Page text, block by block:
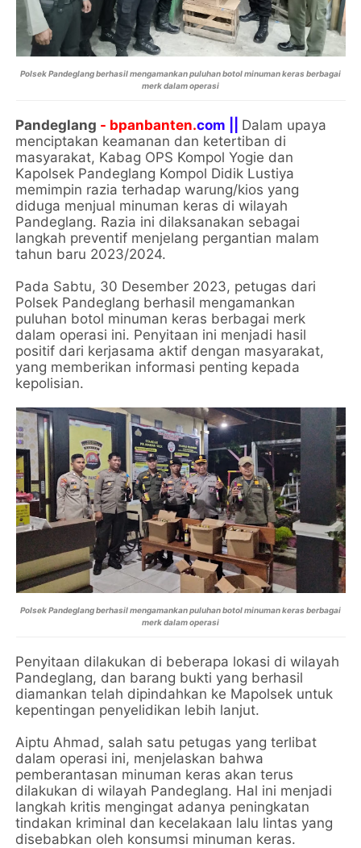
Polsek Pandeglang berhasil mengamankan puluhan botol minuman keras berbagai
merk dalam operasi
Pandeglang - bpanbanten.com || Dalam upaya
menciptakan keamanan dan ketertiban di
masyarakat, Kabag OPS Kompol Yogie dan
Kapolsek Pandeglang Kompol Didik Lustiya
memimpin razia terhadap warung/kios yang
diduga menjual minuman keras di wilayah
Pandeglang. Razia ini dilaksanakan sebagai
langkah preventif menjelang pergantian malam
tahun baru 2023/2024.
Pada Sabtu, 30 Desember 2023, petugas dari
Polsek Pandeglang berhasil mengamankan
puluhan botol minuman keras berbagai merk
dalam operasi ini. Penyitaan ini menjadi hasil
positif dari kerjasama aktif dengan masyarakat,
yang memberikan informasi penting kepada
kepolisian.
Polsek Pandeglang berhasil mengamankan puluhan botol minuman keras berbagai
merk dalam operasi
Penyitaan dilakukan di beberapa lokasi di wilayah
Pandeglang, dan barang bukti yang berhasil
diamankan telah dipindahkan ke Mapolsek untuk
kepentingan penyelidikan lebih lanjut.
Aiptu Ahmad, salah satu petugas yang terlibat
dalam operasi ini, menjelaskan bahwa
pemberantasan minuman keras akan terus
dilakukan di wilayah Pandeglang. Hal ini menjadi
langkah kritis mengingat adanya peningkatan
tindakan kriminal dan kecelakaan lalu lintas yang
disebabkan oleh konsumsi minuman keras.